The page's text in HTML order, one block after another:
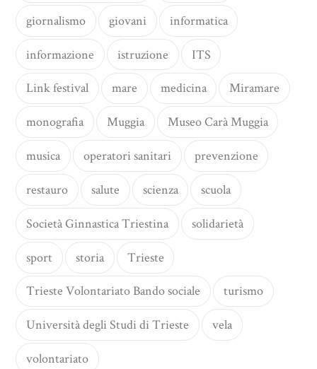
giornalismo giovani informatica
informazione istruzione ITS
Link festival mare medicina Miramare
monografia Muggia Museo Carà Muggia
musica operatori sanitari prevenzione
restauro salute scienza scuola
Società Ginnastica Triestina solidarietà
sport storia Trieste
Trieste Volontariato Bando sociale turismo
Università degli Studi di Trieste vela
volontariato